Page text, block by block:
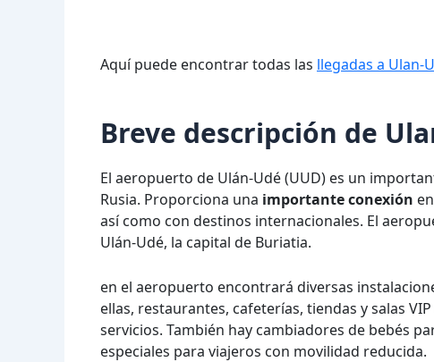
Aquí puede encontrar todas las llegadas a Ulan-
Breve descripción de
El aeropuerto de Ulán-Udé (UUD) es un
Rusia. Proporciona una importante conexión
así como con destinos internacionales. El
Ulán-Udé, la capital de Buriatia.
en el aeropuerto encontrará diversas
ellas, restaurantes, cafeterías, tiendas y salas
servicios. También hay cambiadores de bebés
especiales para viajeros con movilidad reducida.